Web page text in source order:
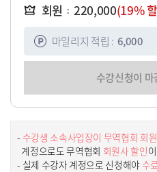
회원 : 220,000(19%
마일리지 적립 : 6,000
수강신청이
- 수강생 소속사업장이 무역협회 회
계정으로도 무역협회 회원사 할인
- 실제 수강자 계정으로 신청해야 수